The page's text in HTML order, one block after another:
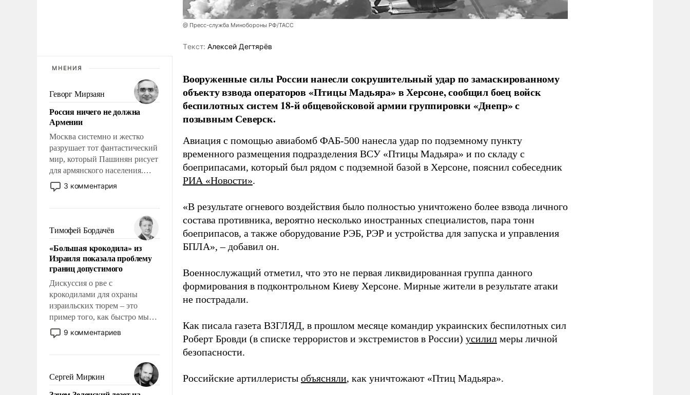
МНЕНИЯ
Геворг Мирзаян
Россия ничего не должна
Армении
Москва системно и жестко
разрушает тот фантастический
мир, который Пашинян рисует
для армянского населения.
Мир, где этому населению все
должны просто по
политические прожекты будут
беспрекословно оплачиваться
за счет российских
налогоплательщиков и где за
свои поступки не нужно
отвечать.
3 комментария
Тимофей Бордачёв
«Большая крокодила» из
Израиля показала проблему
границ допустимого
Дискуссия о рве с
крокодилами для охраны
израильских тюрем – это
пример того, как быстро мы
двигаемся по пути
революционных изменений.
псевдонаучной фантастики,
стало всерьез обсуждаемой
9 комментариев
Сергей Миркин
@ Пресс-служба Минобороны РФ/ТАСС
Tекст: Алексей Дегтярёв
Вооруженные силы России нанесли сокрушительный удар по замаскированному
объекту взвода операторов «Птицы Мадьяра» в Херсоне, сообщил боец войск
беспилотных систем 18-й общевойсковой армии группировки «Днепр» с
позывным Северск.
Авиация с помощью авиабомб ФАБ-500 нанесла удар по подземному пункту
временного размещения подразделения ВСУ «Птицы Мадьяра» и по складу с
боеприпасами, который был рядом с подземной базой в Херсоне, пояснил собеседник
РИА «Новости».
«В результате огневого воздействия было полностью уничтожено более взвода личного
состава противника, вероятно несколько иностранных специалистов, пара тонн
боеприпасов, а также оборудование РЭБ, РЭР и устройства для запуска и управления
БПЛА», – добавил он.
Военнослужащий отметил, что это не первая ликвидированная группа данного
формирования в подконтрольном Киеву Херсоне. Мирные жители в результате атаки
не пострадали.
Как писала газета ВЗГЛЯД, в прошлом месяце командир украинских беспилотных сил
Роберт Бровди (в списке террористов и экстремистов в России) усилил меры личной
безопасности.
Российские артиллеристы объясняли, как уничтожают «Птиц Мадьяра».